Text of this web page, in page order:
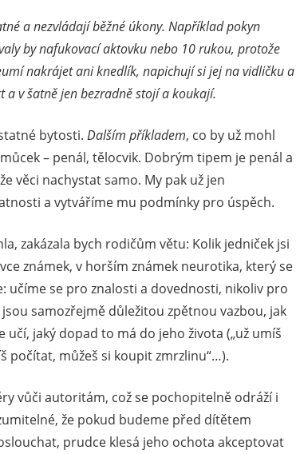
a nezvládají běžné úkony. Například pokyn
by nafukovací aktovku nebo 10 rukou, protože
nakrájet ani knedlík, napichují si jej na vidličku a
a v šatně jen bezradně stojí a koukají.
bytosti. Dalším příkladem, co by už mohl
– penál, tělocvik. Dobrým tipem je penál a
věci nachystat samo. My pak už jen
a vytváříme mu podmínky pro úspěch.
zakázala bych rodičům větu: Kolik jedniček jsi
známek, v horším známek neurotika, který se
učíme se pro znalosti a dovednosti, nikoliv pro
samozřejmě důležitou zpětnou vazbou, jak
jaký dopad to má do jeho života („už umíš
počítat, můžeš si koupit zmrzlinu“…).
vůči autoritám, což se pochopitelně odráží i
že pokud budeme před dítětem
prudce klesá jeho ochota akceptovat